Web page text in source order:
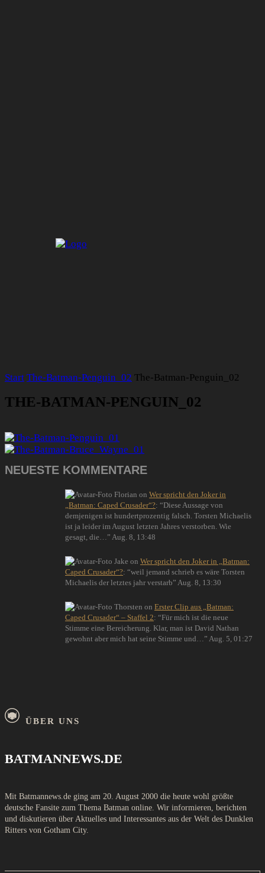
Start The-Batman-Penguin_02 The-Batman-Penguin_02
THE-BATMAN-PENGUIN_02
NEUESTE KOMMENTARE
Florian on Wer spricht den Joker in
„Batman: Caped Crusader“?: “Diese Aussage von
demjenigen ist hundertprozentig falsch. Torsten Michaelis
ist ja leider im August letzten Jahres verstorben. Wie
gesagt, die… ” Aug. 8, 13:48
Jake on Wer spricht den Joker in „Batman:
Caped Crusader“?: “weil jemand schrieb es wäre Torsten
Michaelis der letztes jahr verstarb” Aug. 8, 13:30
Thorsten on Erster Clip aus „Batman:
Caped Crusader“ – Staffel 2: “Für mich ist die neue
Stimme eine Bereicherung. Klar, man ist David Nathan
gewohnt aber mich hat seine Stimme und… ” Aug. 5, 01:27
ÜBER UNS
BATMANNEWS.DE
Mit Batmannews.de ging am 20. August 2000 die heute wohl größte
deutsche Fansite zum Thema Batman online. Wir informieren, berichten
und diskutieren über Aktuelles und Interessantes aus der Welt des Dunklen
Ritters von Gotham City.